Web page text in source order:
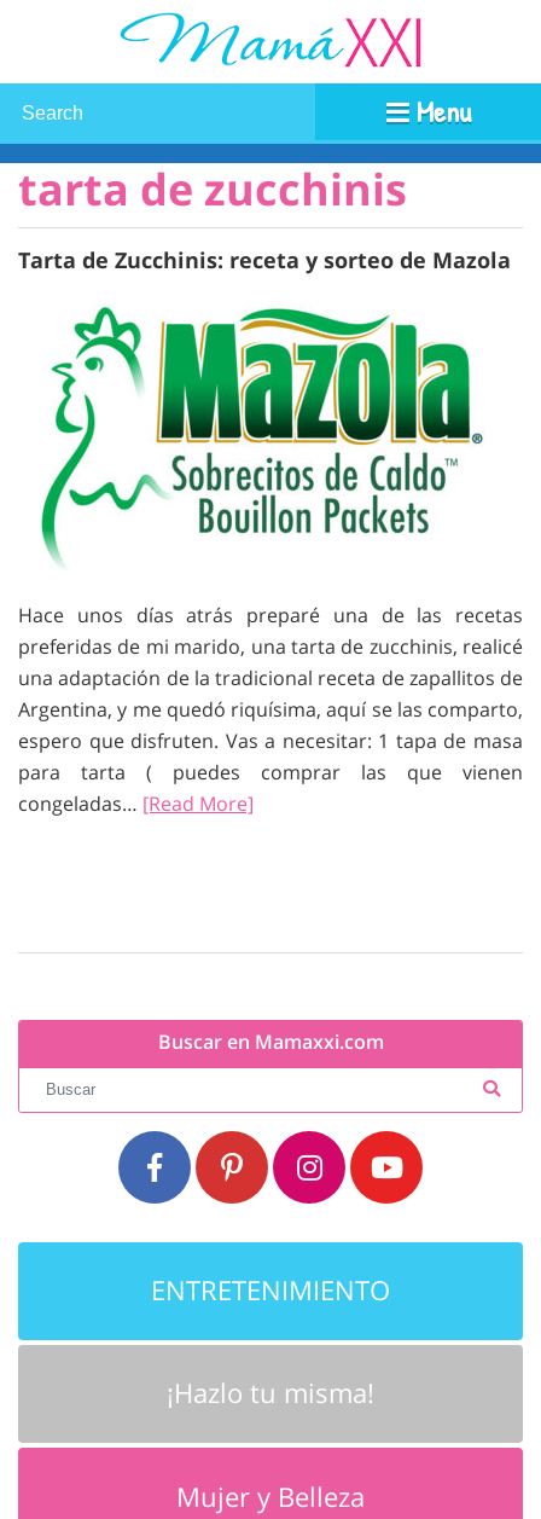
Menu
tarta de zucchinis
Tarta de Zucchinis: receta y sorteo de Mazola
Hace unos días atrás preparé una de las recetas
preferidas de mi marido, una tarta de zucchinis, realicé
una adaptación de la tradicional receta de zapallitos de
Argentina, y me quedó riquísima, aquí se las comparto,
espero que disfruten. Vas a necesitar: 1 tapa de masa
para tarta ( puedes comprar las que vienen
congeladas… [Read More]
Buscar en Mamaxxi.com
ENTRETENIMIENTO
¡Hazlo tu misma!
Mujer y Belleza